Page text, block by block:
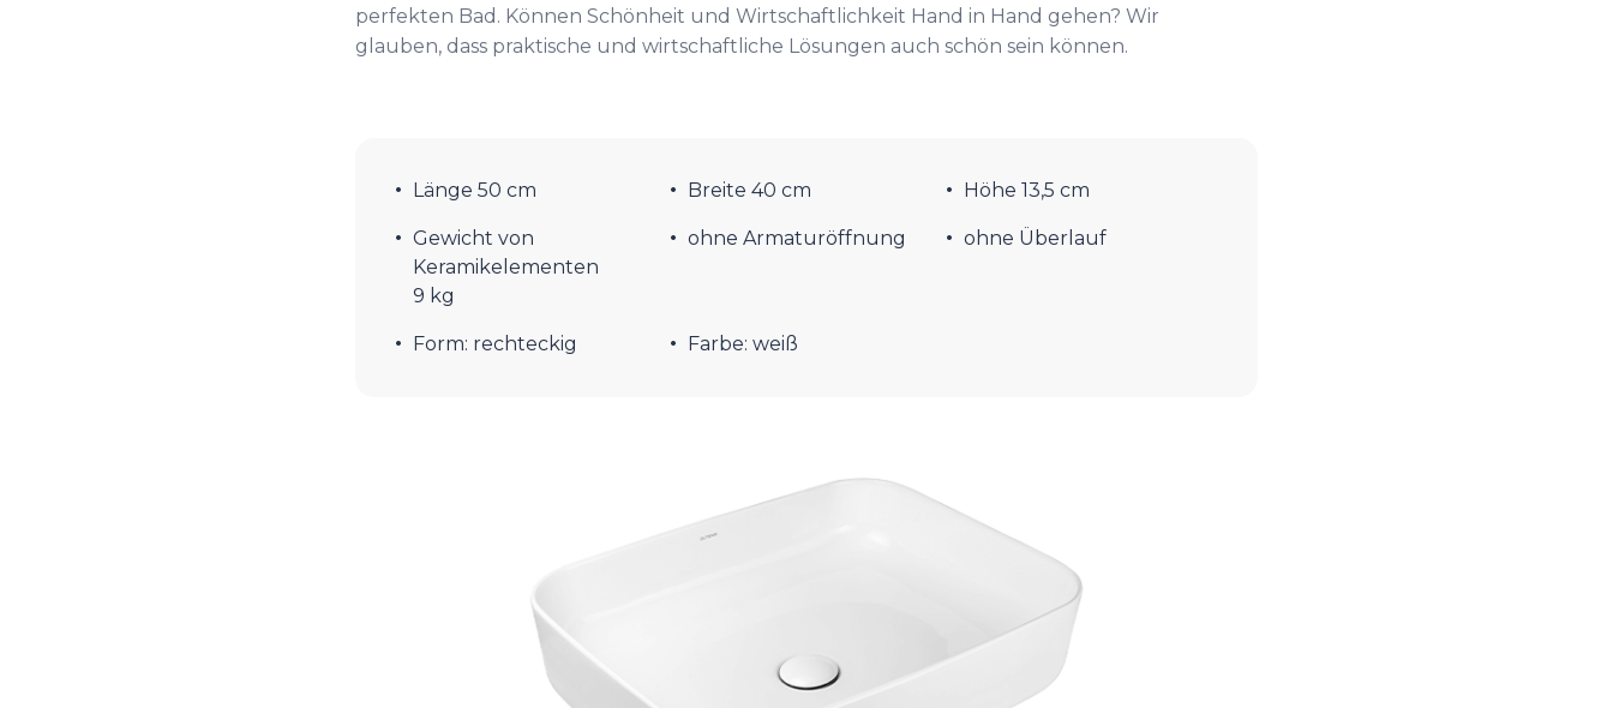
perfekten Bad. Können Schönheit und Wirtschaftlichkeit Hand in Hand gehen? Wir
glauben, dass praktische und wirtschaftliche Lösungen auch schön sein können.
Länge 50 cm Breite 40 cm Höhe 13,5 cm
Gewicht von
Keramikelementen
9 kg
ohne Armaturöffnung ohne Überlauf
Form: rechteckig Farbe: weiß